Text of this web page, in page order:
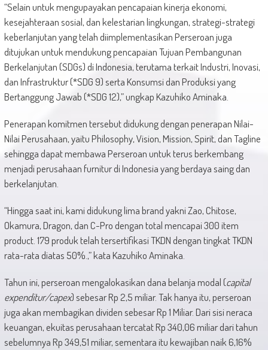
“Selain untuk mengupayakan pencapaian kinerja ekonomi,
kesejahteraan sosial, dan kelestarian lingkungan, strategi-strategi
keberlanjutan yang telah diimplementasikan Perseroan juga
ditujukan untuk mendukung pencapaian Tujuan Pembangunan
Berkelanjutan (SDGs) di Indonesia, terutama terkait Industri, Inovasi,
dan Infrastruktur (*SDG 9) serta Konsumsi dan Produksi yang
Bertanggung Jawab (*SDG 12),” ungkap Kazuhiko Aminaka.
Penerapan komitmen tersebut didukung dengan penerapan Nilai-
Nilai Perusahaan, yaitu Philosophy, Vision, Mission, Spirit, dan Tagline
sehingga dapat membawa Perseroan untuk terus berkembang
menjadi perusahaan furnitur di Indonesia yang berdaya saing dan
berkelanjutan.
“Hingga saat ini, kami didukung lima brand yakni Zao, Chitose,
Okamura, Dragon, dan C-Pro dengan total mencapai 300 item
product. 179 produk telah tersertifikasi TKDN dengan tingkat TKDN
rata-rata diatas 50%.,” kata Kazuhiko Aminaka.
Tahun ini, perseroan mengalokasikan dana belanja modal (capital
expenditur/capex) sebesar Rp 2,5 miliar. Tak hanya itu, perseroan
juga akan membagikan dividen sebesar Rp 1 Miliar. Dari sisi neraca
keuangan, ekuitas perusahaan tercatat Rp 340,06 miliar dari tahun
sebelumnya Rp 349,51 miliar, sementara itu kewajiban naik 6,16%